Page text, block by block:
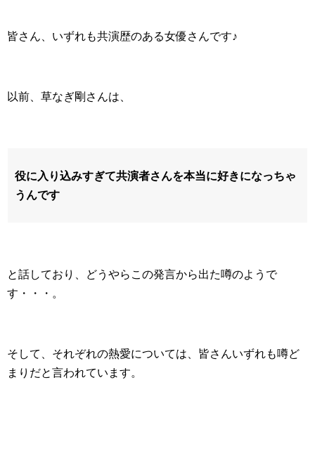
皆さん、いずれも共演歴のある女優さんです♪
以前、草なぎ剛さんは、
役に入り込みすぎて共演者さんを本当に好きになっちゃ
うんです
と話しており、どうやらこの発言から出た噂のようで
す・・・。
そして、それぞれの熱愛については、皆さんいずれも噂ど
まりだと言われています。